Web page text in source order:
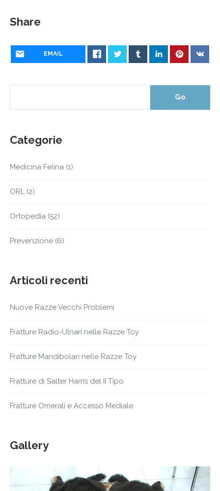
Share
EMAIL
Categorie
Medicina Felina (1)
ORL (2)
Ortopedia (52)
Prevenzione (6)
Articoli recenti
Nuove Razze Vecchi Problemi
Fratture Radio-Ulnari nelle Razze Toy
Fratture Mandibolari nelle Razze Toy
Fratture di Salter Harris del II Tipo
Fratture Omerali e Accesso Mediale
Gallery